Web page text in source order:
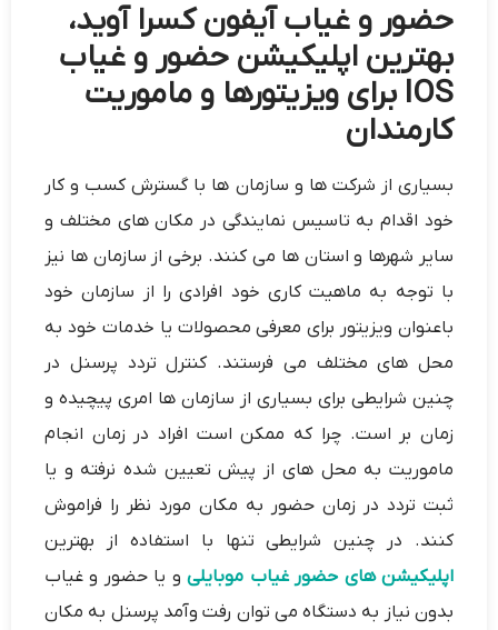
حضور و غیاب آیفون کسرا آوید،
بهترین اپلیکیشن حضور و غیاب
IOS برای ویزیتورها و ماموریت
کارمندان
بسیاری از شرکت ها و سازمان ها با گسترش کسب و کار
خود اقدام به تاسیس نمایندگی در مکان های مختلف و
سایر شهرها و استان ها می کنند. برخی از سازمان ها نیز
با توجه به ماهیت کاری خود افرادی را از سازمان خود
باعنوان ویزیتور برای معرفی محصولات یا خدمات خود به
محل های مختلف می فرستند. کنترل تردد پرسنل در
چنین شرایطی برای بسیاری از سازمان ها امری پیچیده و
زمان بر است. چرا که ممکن است افراد در زمان انجام
ماموریت به محل های از پیش تعیین شده نرفته و یا
ثبت تردد در زمان حضور به مکان مورد نظر را فراموش
کنند. در چنین شرایطی تنها با استفاده از بهترین
اپلیکیشن های حضور غیاب موبایلیو یا حضور و غیاب
بدون نیاز به دستگاه می توان رفت وآمد پرسنل به مکان